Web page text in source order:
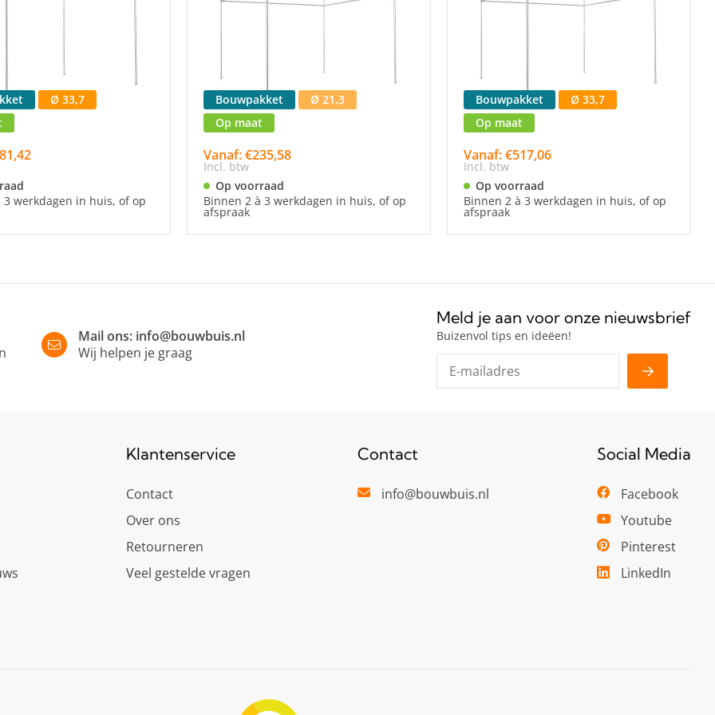
Ø 33,7
3 werkdagen in huis, of op
Bouwpakket
Ø 21,3
Op maat
Vanaf: €235,58
Incl. btw
Op voorraad
Binnen 2 à 3 werkdagen in huis, of op
afspraak
Bouwpakket
Ø 33,7
Op maat
Vanaf: €517,06
Incl. btw
Op voorraad
Binnen 2 à 3 werkdagen in huis, of op
afspraak
Mail ons: info@bouwbuis.nl
Wij helpen je graag
Meld je aan voor onze nieuwsbrief
Buizenvol tips en ideëen!
Klantenservice
Contact
Over ons
Retourneren
Veel gestelde vragen
Contact
info@bouwbuis.nl
Social Media
Facebook
Youtube
Pinterest
LinkedIn